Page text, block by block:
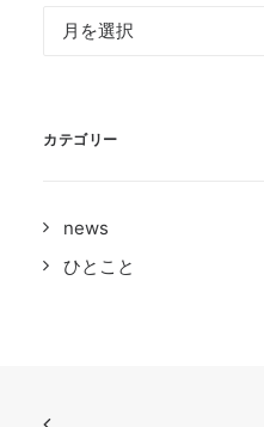
ブ
カテゴリー
news
ひとこと